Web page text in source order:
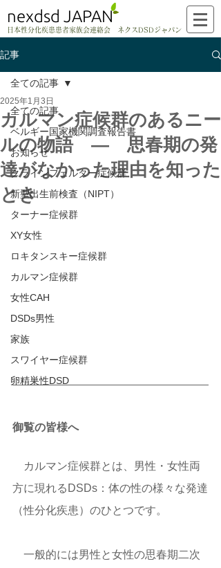
nexdsd JAPAN
日本性分化疾患患者家族会連絡会 ネクスDSDジャパン
記事
全ての記事
ベルギー国家機関調査報告書
お知らせ
クラインフェルター症候群
新型出生前検査（NIPT）
ターナー症候群
XY女性
ロキタンスキー症候群
カルマン症候群
女性CAH
DSDs男性
家族
スワイヤー症候群
卵精巣性DSD
全ての記事
カルマン症候群のあるニー
ルの物語 ― 思春期の発
達がなかった理由を知った
とき
2025年1月3日
御覧の皆様へ
​　カルマン症候群とは、男性・女性両
方に現れるDSDs：体の性の様々な発達
（性分化疾患）のひとつです。
一般的には男性と女性の思春期二次